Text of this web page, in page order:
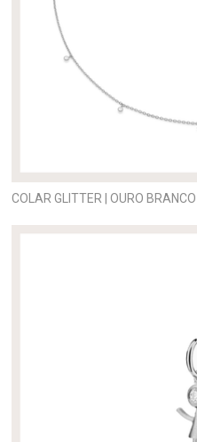
COLAR GLITTER | OURO BRANCO